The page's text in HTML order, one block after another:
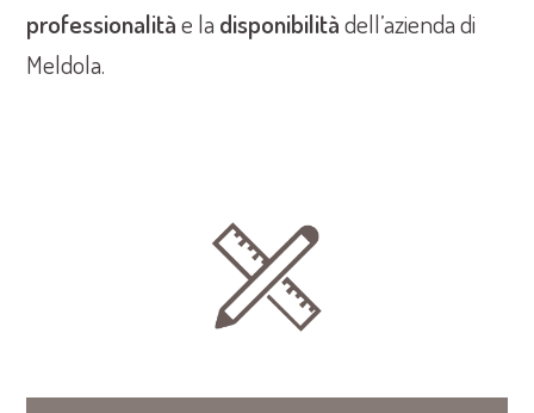
professionalitàe la disponibilitàdell’azienda di
Meldola.